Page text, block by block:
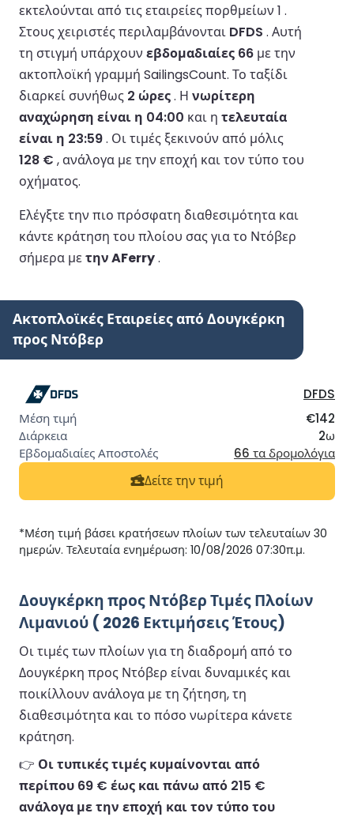
εκτελούνται από τις εταιρείες πορθμείων 1 .
Στους χειριστές περιλαμβάνονται DFDS . Αυτή
τη στιγμή υπάρχουν εβδομαδιαίες 66 με την
ακτοπλοϊκή γραμμή SailingsCount. Το ταξίδι
διαρκεί συνήθως 2 ώρες. Η νωρίτερη
αναχώρηση είναι η 04:00 και η τελευταία
είναι η 23:59. Οι τιμές ξεκινούν από μόλις
128 € , ανάλογα με την εποχή και τον τύπο του
οχήματος.
Ελέγξτε την πιο πρόσφατη διαθεσιμότητα και
κάντε κράτηση του πλοίου σας για το Ντόβερ
σήμερα μετην AFerry.
Ακτοπλοϊκές Εταιρείες από Δουγκέρκη
προς Ντόβερ
DFDS
€142
2ω
66 τα δρομολόγια
Δείτε την τιμή
*Μέση τιμή βάσει κρατήσεων πλοίων των τελευταίων 30
ημερών. Τελευταία ενημέρωση: 10/08/2026 07:30π.μ.
Δουγκέρκη προς Ντόβερ Τιμές Πλοίων
Λιμανιού ( 2026 Εκτιμήσεις Έτους)
Οι τιμές των πλοίων για τη διαδρομή από το
Δουγκέρκη προς Ντόβερ είναι δυναμικές και
ποικίλλουν ανάλογα με τη ζήτηση, τη
διαθεσιμότητα και το πόσο νωρίτερα κάνετε
κράτηση.
👉 Οι τυπικές τιμές κυμαίνονται από
περίπου 69 € έως και πάνω από 215 €
ανάλογα με την εποχή και τον τύπο του